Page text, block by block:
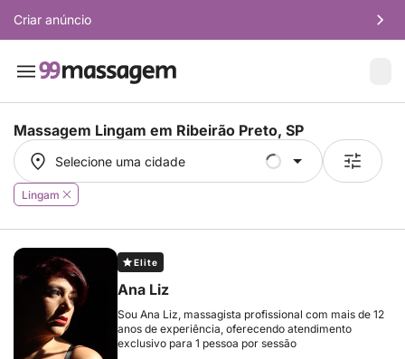
Criar anúncio
Massagem Lingam em Ribeirão Preto, SP
Selecione uma cidade
Selecione uma cidade
Lingam
Elite
Ana Liz
Sou Ana Liz, massagista profissional com mais de 12
anos de experiência, oferecendo atendimento
exclusivo para 1 pessoa por sessão